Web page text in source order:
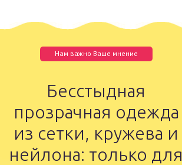
Нам важно Ваше мнение
Бесстыдная
прозрачная одежда
из сетки, кружева и
нейлона: только для